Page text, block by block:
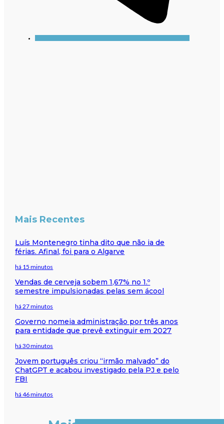
Mais Recentes
Luís Montenegro tinha dito que não ia de
férias. Afinal, foi para o Algarve
há 15 minutos
Vendas de cerveja sobem 1,67% no 1.º
semestre impulsionadas pelas sem ácool
há 27 minutos
Governo nomeia administração por três anos
para entidade que prevê extinguir em 2027
há 30 minutos
Jovem português criou “irmão malvado” do
ChatGPT e acabou investigado pela PJ e pelo
FBI
há 46 minutos